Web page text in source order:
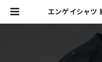
エンゲイシャ